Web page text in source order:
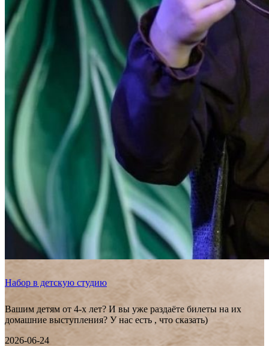
Набор в детскую студию
Вашим детям от 4-х лет? И вы уже раздаёте билеты на их
домашние выступления? У нас есть , что сказать)
2026-06-24